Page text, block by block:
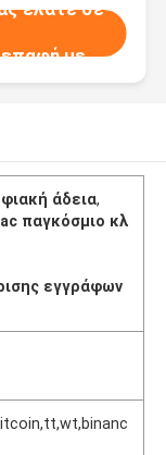
ελάτε σε
επαφή με
άδεια,
παγκόσμιο κλ
εγγράφων